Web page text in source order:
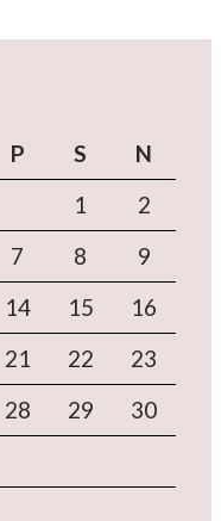
P S
N
1
2
7 8
9
14 15
16
21 22
23
28 29
30